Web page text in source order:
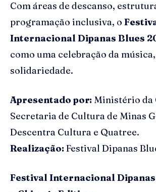
Com áreas de descanso,
programação inclusiva, o
Internacional Dipanas Blues
como uma celebração da
solidariedade.
Apresentado por: Ministério da
Secretaria de Cultura de Minas
Descentra Cultura e Quatree.
Realização: Festival Dipanas
Festival Internacional Dipanas